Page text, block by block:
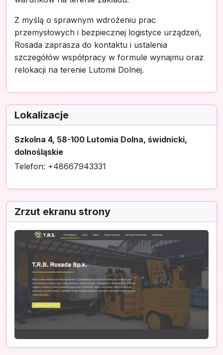
Z myślą o sprawnym wdrożeniu prac
przemysłowych i bezpiecznej logistyce urządzeń,
Rosada zaprasza do kontaktu i ustalenia
szczegółów współpracy w formule wynajmu oraz
relokacji na terenie Lutomii Dolnej.
Lokalizacje
Szkolna 4, 58-100 Lutomia Dolna, świdnicki,
dolnośląskie
Telefon: +48667943331
Zrzut ekranu strony